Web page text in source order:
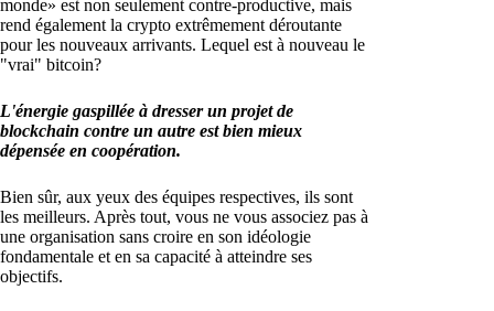
monde» est non seulement contre-productive, mais
rend également la crypto extrêmement déroutante
pour les nouveaux arrivants. Lequel est à nouveau le
"vrai" bitcoin?
L'énergie gaspillée à dresser un projet de
blockchain contre un autre est bien mieux
dépensée en coopération.
Bien sûr, aux yeux des équipes respectives, ils sont
les meilleurs. Après tout, vous ne vous associez pas à
une organisation sans croire en son idéologie
fondamentale et en sa capacité à atteindre ses
objectifs.